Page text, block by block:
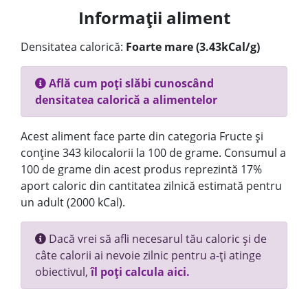
Informații aliment
Densitatea calorică: Foarte mare (3.43kCal/g)
Află cum poți slăbi cunoscând
densitatea calorică a alimentelor
Acest aliment face parte din categoria Fructe și
conține 343 kilocalorii la 100 de grame. Consumul a
100 de grame din acest produs reprezintă 17%
aport caloric din cantitatea zilnică estimată pentru
un adult (2000 kCal).
Dacă vrei să afli necesarul tău caloric și de
câte calorii ai nevoie zilnic pentru a-ți atinge
obiectivul,îl poți calcula aici.